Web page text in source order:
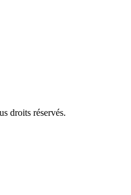
droits réservés.